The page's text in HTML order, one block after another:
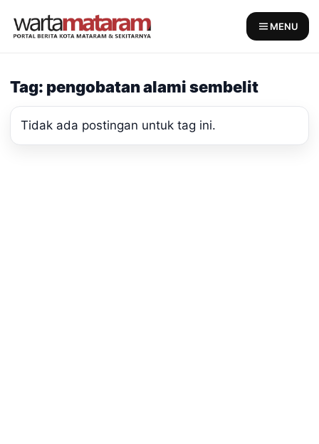
MENU
Tag: pengobatan alami sembelit
Tidak ada postingan untuk tag ini.